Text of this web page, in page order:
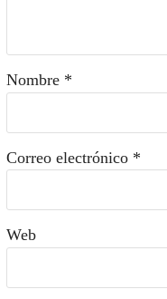
Nombre *
Correo electrónico *
Web